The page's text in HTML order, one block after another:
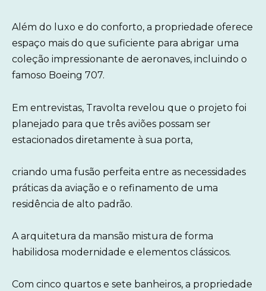
Além do luxo e do conforto, a propriedade oferece
espaço mais do que suficiente para abrigar uma
coleção impressionante de aeronaves, incluindo o
famoso Boeing 707.
Em entrevistas, Travolta revelou que o projeto foi
planejado para que três aviões possam ser
estacionados diretamente à sua porta,
criando uma fusão perfeita entre as necessidades
práticas da aviação e o refinamento de uma
residência de alto padrão.
A arquitetura da mansão mistura de forma
habilidosa modernidade e elementos clássicos.
Com cinco quartos e sete banheiros, a propriedade